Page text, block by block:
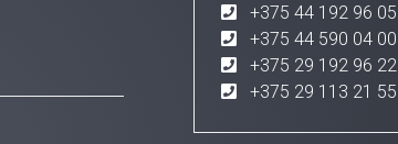
+375 44 192 96 05
+375 44 590 04 00
+375 29 192 96 22
+375 29 113 21 55